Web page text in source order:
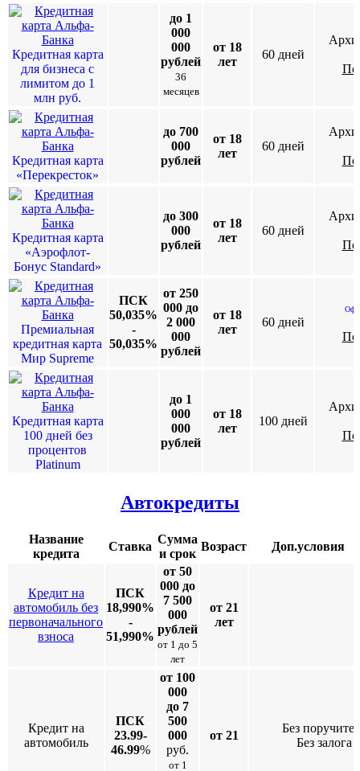
Кредитная карта
для бизнеса с
лимитом до 1
млн руб.
до 1
000
000
рублей
36
месяцев
от 18
лет
60 дней
Кредитная карта
«Перекресток»
до 700
000
рублей
от 18
лет
60 дней
Кредитная карта
«Аэрофлот-
Бонус Standard»
до 300
000
рублей
от 18
лет
60 дней​
Премиальная
кредитная карта
Мир Supreme
ПСК
50,035%
-
50,035%
от 250
000 до
2 000
000
рублей
от 18
лет
60 дней
Кредитная карта
100 дней без
процентов
Platinum
до 1
000
000
рублей
от 18
лет
100 дней
Автокредиты
Название
кредита
Ставка
Сумма
и срок
Возраст Доп.условия
Кредит на
автомобиль без
первоначального
взноса
ПСК
18,990%
-
51,990%
от 50
000 до
7 500
000
рублей
от 1 до 5
лет
от 21
лет
Кредит на
автомобиль
ПСК
23.99-
46.99%
от 100
000
до 7
500
000
руб.
от 1
от 21
Без
Без залога